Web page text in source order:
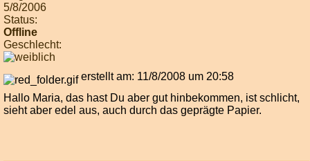
5/8/2006
Status:
Offline
Geschlecht:
erstellt am: 11/8/2008 um 20:58
Hallo Maria, das hast Du aber gut hinbekommen, ist schlicht,
sieht aber edel aus, auch durch das geprägte Papier.